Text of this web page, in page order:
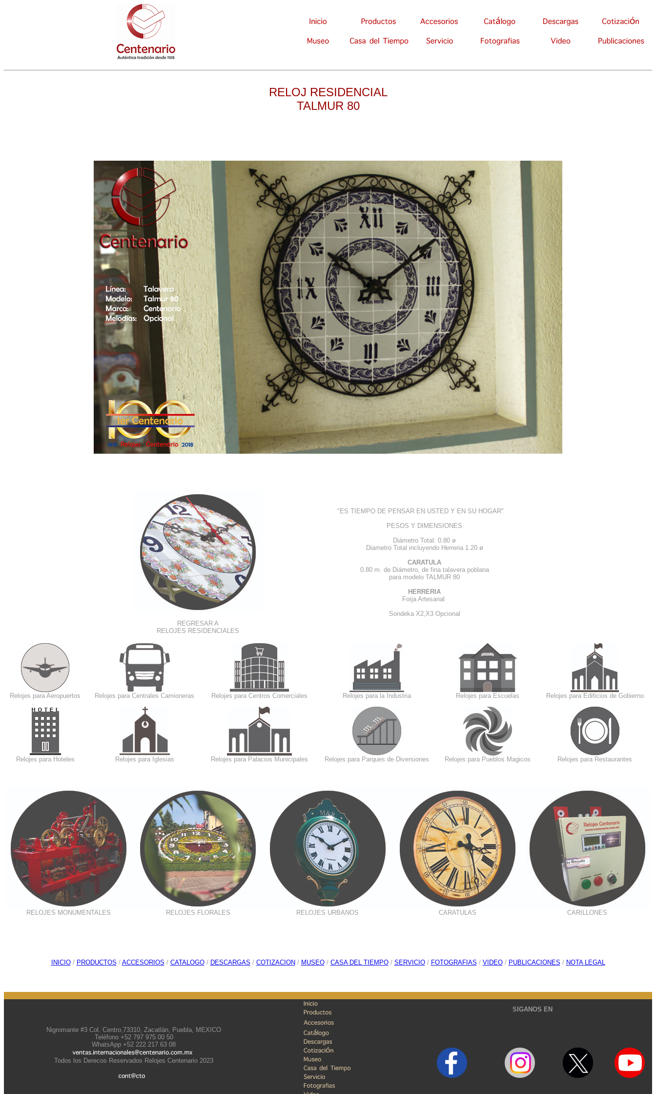
RELOJ RESIDENCIAL
TALMUR 80
REGRESAR A
RELOJES RESIDENCIALES
"ES TIEMPO DE PENSAR EN USTED Y EN SU HOGAR"
PESOS Y DIMENSIONES
Diámetro Total: 0.80 ø
Diametro Total incluyendo Herreria 1.20 ø
CARATULA
0.80 m. de Diámetro, de fina talavera poblana
para modelo TALMUR 80
HERRERIA
Forja Artesanal
Sondeka X2,X3 Opcional
Relojes para Aeropuertos Relojes para Centrales Camioneras Relojes para Centros Comerciales Relojes para la Industria Relojes para Escuelas Relojes para Edificios de Gobierno
Relojes para Hoteles Relojes para Iglesias Relojes para Palacios Municipales Relojes para Parques de Diversiones Relojes para Pueblos Magicos Relojes para Restaurantes
RELOJES MONUMENTALES RELOJES FLORALES RELOJES URBANOS CARATULAS CARILLONES
INICIO/ PRODUCTOS / ACCESORIOS / CATALOGO/ DESCARGAS / COTIZACION / MUSEO/ CASA DEL TIEMPO/ SERVICIO/ FOTOGRAFIAS / VIDEO/ PUBLICACIONES / NOTA LEGAL
Nigromante #3 Col. Centro,73310, Zacatlán, Puebla, MEXICO
Teléfono +52 797 975 00 50
WhatsApp +52 222 217 63 08
Todos los Derecos Reservados Relojes Centenario 2023
SIGANOS EN